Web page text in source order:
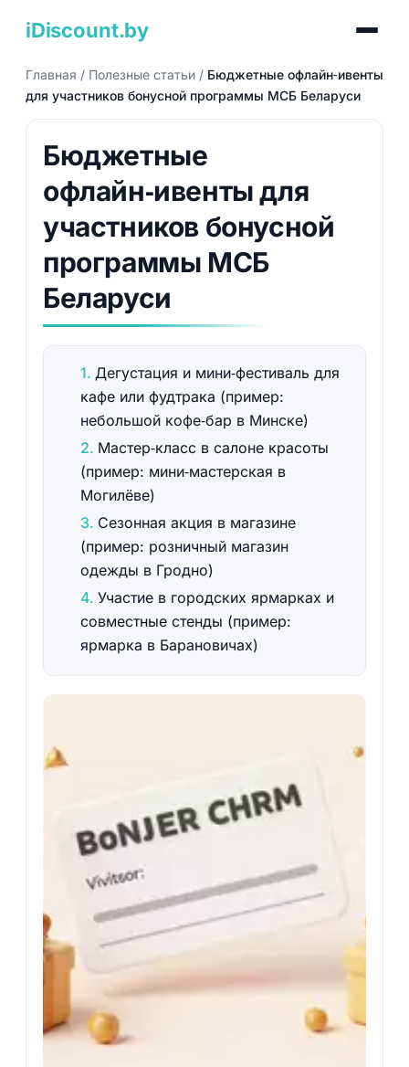
iDiscount.by
Главная / Полезные статьи/ Бюджетные офлайн‑ивенты
для участников бонусной программы МСБ Беларуси
Бюджетные
офлайн‑ивенты для
участников бонусной
программы МСБ
Беларуси
Дегустация и мини‑фестиваль для
кафе или фудтрака (пример:
небольшой кофе‑бар в Минске)
Мастер‑класс в салоне красоты
(пример: мини‑мастерская в
Могилёве)
Сезонная акция в магазине
(пример: розничный магазин
одежды в Гродно)
Участие в городских ярмарках и
совместные стенды (пример:
ярмарка в Барановичах)